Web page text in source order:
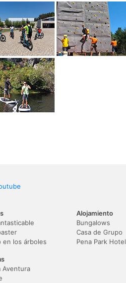
en los árboles
Aventura
Alojamiento
Bungalows
Casa de Grupo
Pena Park Hotel